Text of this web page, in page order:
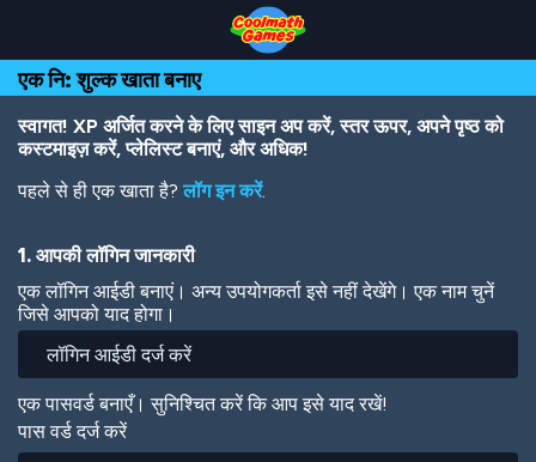
Top
of
Page
Navigation
Main
Content
Footer
main
content
एक नि: शुल्क खाता बनाए
स्वागत! XP अर्जित करने के लिए साइन अप करें, स्तर ऊपर, अपने पृष्ठ को
कस्टमाइज़ करें, प्लेलिस्ट बनाएं, और अधिक!
पहले से ही एक खाता है?लॉग इन करें.
1. आपकी लॉगिन जानकारी
एक लॉगिन आईडी बनाएं। अन्य उपयोगकर्ता इसे नहीं देखेंगे। एक नाम चुनें
जिसे आपको याद होगा।
एक पासवर्ड बनाएँ। सुनिश्चित करें कि आप इसे याद रखें!
पास वर्ड दर्ज करें